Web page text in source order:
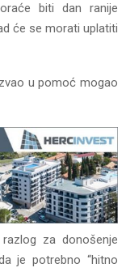
biti dan ranije
će se morati uplatiti
u pomoć mogao
za donošenje
je potrebno “hitno